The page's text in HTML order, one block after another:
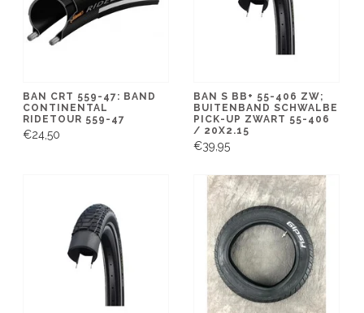
BAN CRT 559-47: BAND
CONTINENTAL
RIDETOUR 559-47
€24,50
BAN S BB+ 55-406 ZW;
BUITENBAND SCHWALBE
PICK-UP ZWART 55-406
/ 20X2.15
€39,95